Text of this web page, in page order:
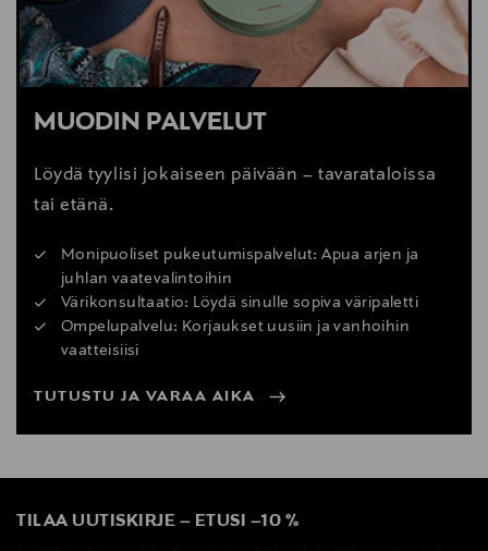
MUODIN PALVELUT
Löydä tyylisi jokaiseen päivään – tavarataloissa
tai etänä.
Monipuoliset pukeutumispalvelut: Apua arjen ja
juhlan vaatevalintoihin
Värikonsultaatio: Löydä sinulle sopiva väripaletti
Ompelupalvelu: Korjaukset uusiin ja vanhoihin
vaatteisiisi
TUTUSTU JA VARAA AIKA
TILAA UUTISKIRJE – ETUSI –10 %